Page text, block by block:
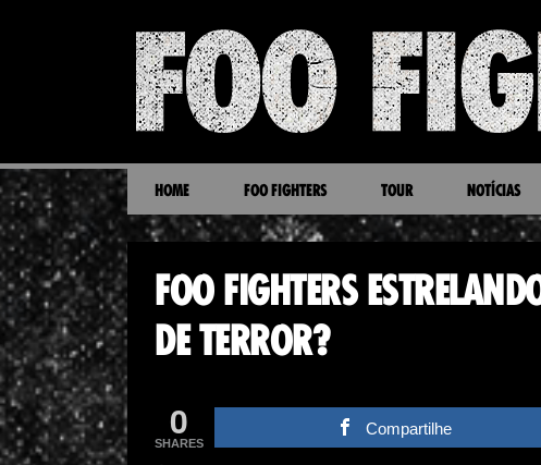
HOME FOO FIGHTERS TOUR NOTÍCIAS
FOO FIGHTERS
DE TERROR?
0
SHARES
Compartilhe